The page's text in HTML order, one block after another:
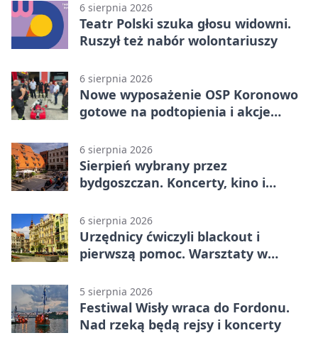
6 sierpnia 2026
Teatr Polski szuka głosu widowni.
Ruszył też nabór wolontariuszy
6 sierpnia 2026
Nowe wyposażenie OSP Koronowo
gotowe na podtopienia i akcje
6 sierpnia 2026
Sierpień wybrany przez
bydgoszczan. Koncerty, kino i
6 sierpnia 2026
Urzędnicy ćwiczyli blackout i
pierwszą pomoc. Warsztaty w
5 sierpnia 2026
Festiwal Wisły wraca do Fordonu.
Nad rzeką będą rejsy i koncerty